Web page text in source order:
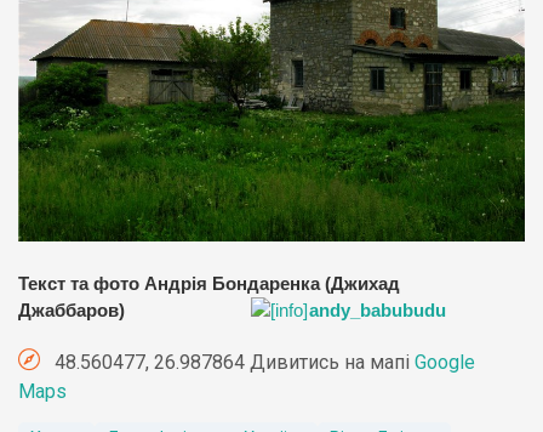
Текст та фото Андрія Бондаренка (Джихад
Джаббаров)
andy_babubudu
48.560477, 26.987864 Дивитись на мапі Google
Maps